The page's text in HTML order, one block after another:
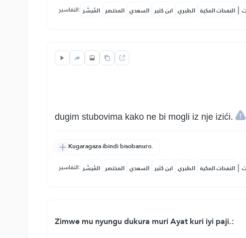
التفاسير: المُيسَّر المختصر السعدي ابن كثير الطبري النفحات المكية |
dugim stubovima kako ne bi mogli iz nje izići.
Kugaragaza ibindi bisobanuro.
التفاسير: المُيسَّر المختصر السعدي ابن كثير الطبري النفحات المكية |
Zimwe mu nyungu dukura muri Ayat kuri iyi paji.: